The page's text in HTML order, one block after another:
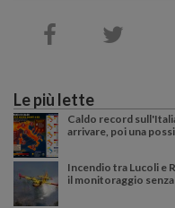
Le più lette
Caldo record
arrivare, poi una
Incendio tra Lucoli e
il monitoraggio